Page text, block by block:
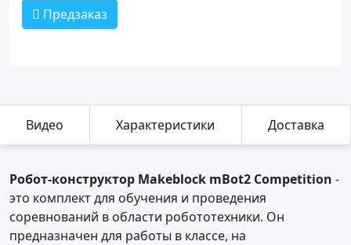
Предзаказ
Видео Характеристики Доставка
Робот-конструктор Makeblock mBot2 Competition -
это комплект для обучения и проведения
соревнований в области робототехники. Он
предназначен для работы в классе, на